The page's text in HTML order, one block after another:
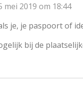
mei 2019 om 18:44
je, je paspoort of
bij de